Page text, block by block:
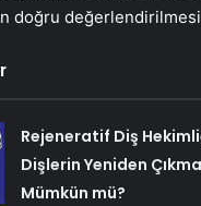
doğru
Rejeneratif Diş
Dişlerin Yeniden
Mümkün mü?